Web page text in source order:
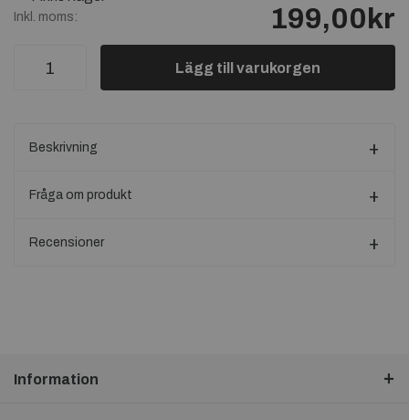
Inkl. moms: 199,00kr
Lägg till varukorgen
Beskrivning
Fråga om produkt
Recensioner
Information